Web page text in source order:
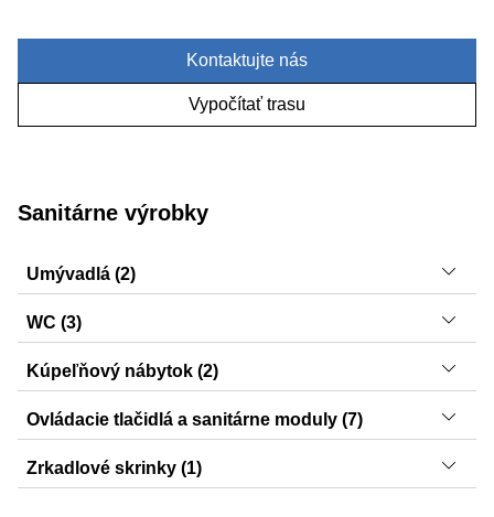
Kontaktujte nás
Vypočítať trasu
Sanitárne výrobky
Umývadlá (2)
iCon, Smyle
WC (3)
iCon, Selnova Comfort, Smyle
Kúpeľňový nábytok (2)
Smyle, iCon
Ovládacie tlačidlá a sanitárne moduly (7)
Sigma20, Sigma30, Sigma70, Sigma01, Sigma21,
Sigma21, Sigma50
Zrkadlové skrinky (1)